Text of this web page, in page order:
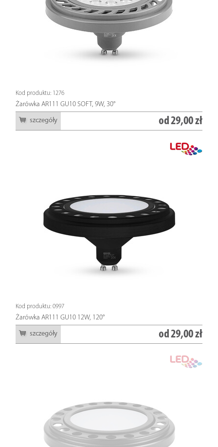
Kod produktu: 1276
Żarówka AR111 GU10 SOFT, 9W, 30°
szczegóły od29,00 zł
Kod produktu: 0997
Żarówka AR111 GU10 12W, 120°
szczegóły od29,00 zł